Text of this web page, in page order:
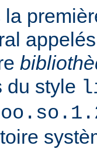
la
appelés
du style